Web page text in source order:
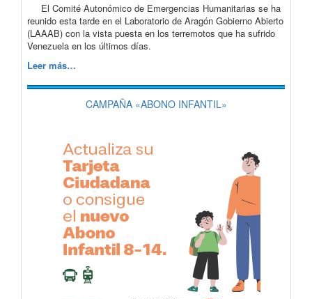
El Comité Autonómico de Emergencias Humanitarias se ha
reunido esta tarde en el Laboratorio de Aragón Gobierno Abierto
(LAAAB) con la vista puesta en los terremotos que ha sufrido
Venezuela en los últimos días.
Leer más…
CAMPAÑA «ABONO INFANTIL»